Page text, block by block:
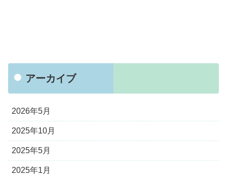
アーカイブ
2026年5月
2025年10月
2025年5月
2025年1月